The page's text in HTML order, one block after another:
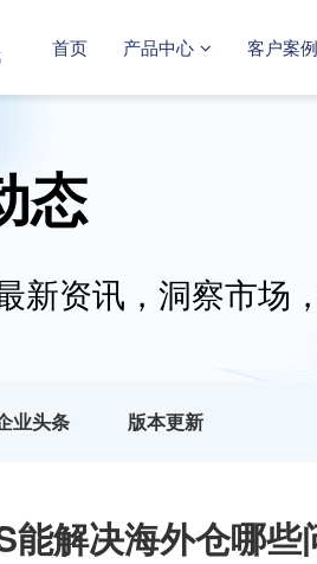
首页 产品中心 客户案例
态
新资讯，洞察市场
业头条 版本更新
能解决海外仓哪